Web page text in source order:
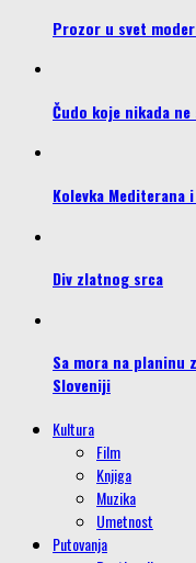
Prozor u svet
Čudo koje nikada ne
Kolevka Mediterana
Div zlatnog srca
Sa mora na planinu
Sloveniji
Kultura
Film
Knjiga
Muzika
Umetnost
Putovanja